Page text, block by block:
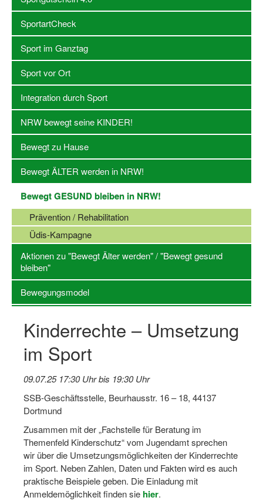
Sportanlagen in Dortmund
Olympiabewerbung
Kinderschutz im Sport
Fördermöglichkeiten
Vereinsberatung
Wege zur Kooperation
Villa Froschloch
Qualifizierung
SSB Qualifizierungen
Übersicht Qualifizierungswege
Qualifizierung im Vereinsmanagement
Fachtag Bildung braucht Bewegung
Erste-Hilfe-Ausbildung
Anmeldeformular / Anmeldebedingungen
Bezuschussung Qualifizierung für Dortmunder
Projekte
Dortmund lernt Schwimmen
Mädchen in Mannschaftssportarten
Bewegungszwerge
SportartCheck
Sport im Ganztag
Sport vor Ort
Integration durch Sport
NRW bewegt seine KINDER!
Bewegt zu Hause
Bewegt ÄLTER werden in NRW!
Bewegt GESUND bleiben in NRW!
Prävention / Rehabilitation
Üdis-Kampagne
Aktionen zu "Bewegt Älter werden" / "Bewegt gesund
bleiben"
Bewegungsmodel
Kinderrechte – Umsetzung
im Sport
09.07.25 17:30 Uhr bis 19:30 Uhr
SSB-Geschäftsstelle, Beurhausstr. 16 – 18, 44137
Dortmund
Zusammen mit der „Fachstelle für Beratung im
Themenfeld Kinderschutz“ vom Jugendamt sprechen
wir über die Umsetzungsmöglichkeiten der Kinderrechte
im Sport. Neben Zahlen, Daten und Fakten wird es auch
praktische Beispiele geben. Die Einladung mit
Anmeldemöglichkeit finden sie hier.